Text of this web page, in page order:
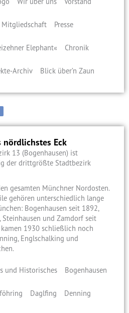
Mitgliedschaft Presse
Elephant« Chronik
Archiv Blick über’n Zaun
nördlichstes Eck
13 (Bogenhausen) ist
der drittgrößte Stadtbezirk
gesamten Münchner Nordosten.
gehören unterschiedlich lange
Bogenhausen seit 1892,
Steinhausen und Zamdorf seit
1930 schließlich noch
Englschalking und
und Historisches Bogenhausen
Daglfing Denning